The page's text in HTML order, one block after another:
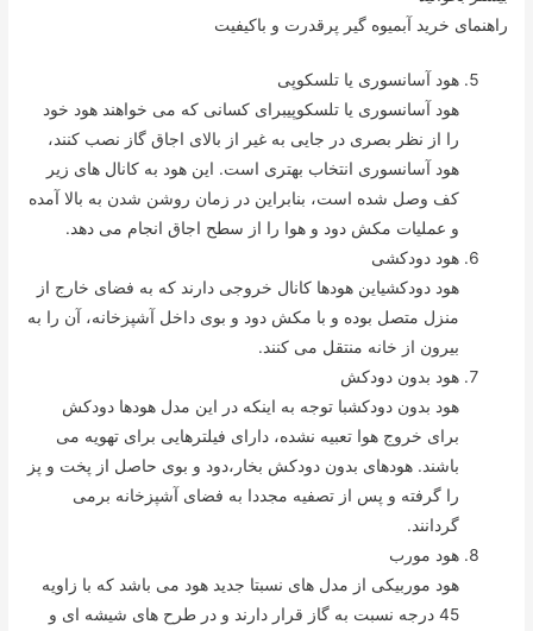
راهنمای خرید آبمیوه گیر پرقدرت و باکیفیت
هود آسانسوری یا تلسکوپی
هود آسانسوری یا تلسکوپیبرای کسانی که می خواهند هود خود
را از نظر بصری در جایی به غیر از بالای اجاق گاز نصب کنند،
هود آسانسوری انتخاب بهتری است. این هود به کانال های زیر
کف وصل شده است، بنابراین در زمان روشن شدن به بالا آمده
و عملیات مکش دود و هوا را از سطح اجاق انجام می دهد.
هود دودکشی
هود دودکشیاین هودها کانال خروجی دارند که به فضای خارج از
منزل متصل بوده و با مکش دود و بوی داخل آشپزخانه، آن را به
بیرون از خانه منتقل می کنند.
هود بدون دودکش
هود بدون دودکشبا توجه به اینکه در این مدل هودها دودکش
برای خروج هوا تعبیه نشده، دارای فیلترهایی برای تهویه می
باشند. هودهای بدون دودکش بخار،دود و بوی حاصل از پخت و پز
را گرفته و پس از تصفیه مجددا به فضای آشپزخانه برمی
گردانند.
هود مورب
هود موربیکی از مدل های نسبتا جدید هود می باشد که با زاویه
45 درجه نسبت به گاز قرار دارند و در طرح های شیشه ای و